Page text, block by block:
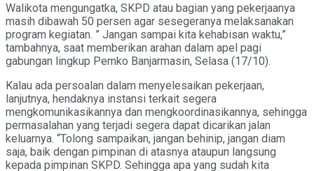
Walikota mengungatka, SKPD atau bagian yang pekerjaanya
masih dibawah 50 persen agar sesegeranya melaksanakan
program kegiatan. ” Jangan sampai kita kehabisan waktu,”
tambahnya, saat memberikan arahan dalam apel pagi
gabungan lingkup Pemko Banjarmasin, Selasa (17/10).
Kalau ada persoalan dalam menyelesaikan pekerjaan,
lanjutnya, hendaknya instansi terkait segera
mengkomunikasikannya dan mengkoordinasikannya, sehingga
permasalahan yang terjadi segera dapat dicarikan jalan
keluarnya. “Tolong sampaikan, jangan behinip, jangan diam
saja, baik dengan pimpinan di atasnya ataupun langsung
kepada pimpinan SKPD. Sehingga apa yang sudah kita